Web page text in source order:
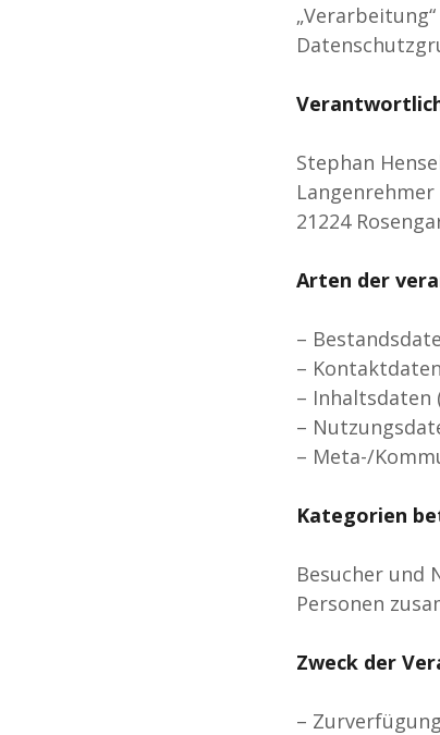
Stephan
21224
Arten der
–
–
– Inhaltsdaten
–
– Meta-/
Kategorien
Besucher und
Personen
Zweck der
–